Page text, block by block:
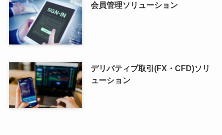
会員管理ソリューション
デリバティブ取引(FX・CFD)ソリ
ューション